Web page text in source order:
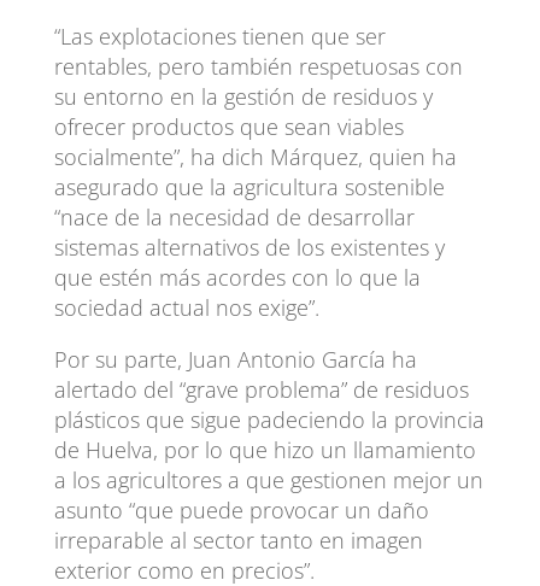
“Las explotaciones tienen que ser
rentables, pero también respetuosas con
su entorno en la gestión de residuos y
ofrecer productos que sean viables
socialmente”, ha dich Márquez, quien ha
asegurado que la agricultura sostenible
“nace de la necesidad de desarrollar
sistemas alternativos de los existentes y
que estén más acordes con lo que la
sociedad actual nos exige”.
Por su parte, Juan Antonio García ha
alertado del “grave problema” de residuos
plásticos que sigue padeciendo la provincia
de Huelva, por lo que hizo un llamamiento
a los agricultores a que gestionen mejor un
asunto “que puede provocar un daño
irreparable al sector tanto en imagen
exterior como en precios”.